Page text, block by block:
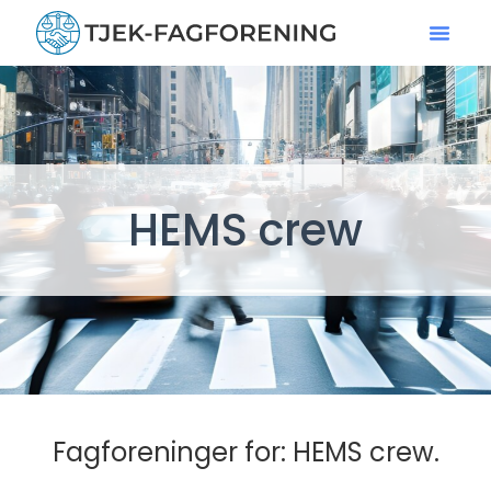
HEMS crew
Fagforeninger for: HEMS crew.